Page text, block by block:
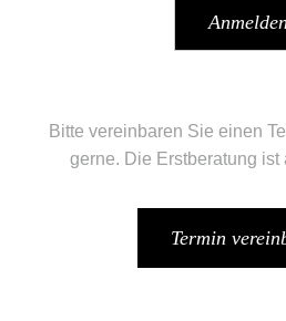
Bitte vereinbaren Sie einen
gerne. Die Erstberatung ist
Termin